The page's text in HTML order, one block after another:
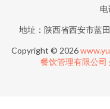
地址：陕西省西安市蓝
Copyright © 2026
餐饮管理有限公司